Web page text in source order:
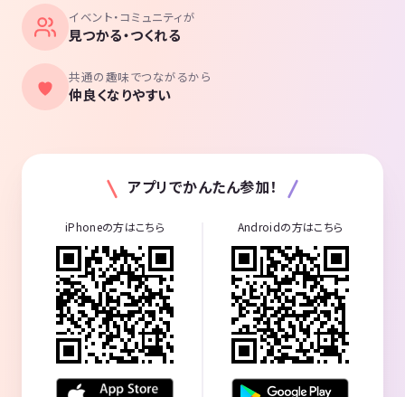
イベント・コミュニティが
見つかる・つくれる
共通の趣味でつながるから
仲良くなりやすい
アプリでかんたん参加！
iPhoneの方はこちら Androidの方はこちら